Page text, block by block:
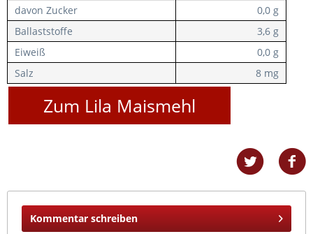
davon Zucker
0,0 g
Ballaststoffe
3,6 g
Eiweiß
0,0 g
Salz
8 mg
Zum Lila Maismehl
Kommentar schreiben